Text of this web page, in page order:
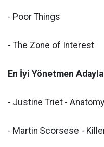
- Poor Things
- The Zone of Interest
En İyi Yönetmen
- Justine Triet - Anatomy
- Martin Scorsese -